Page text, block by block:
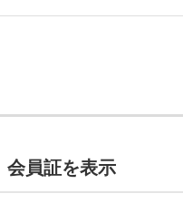
会員証を表示